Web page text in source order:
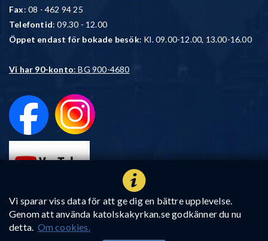
Vi sparar viss data för att ge dig en bättre upplevelse.
Genom att använda katolskakyrkan.se godkänner du nu
detta. Om cookies.
Fax: 08 - 462 94 25
Telefontid: 09.30 - 12.00
Öppet endast för bokade besök: Kl. 09.00-12.00, 13.00-16.00
Vi har 90-konto: BG 900-4680